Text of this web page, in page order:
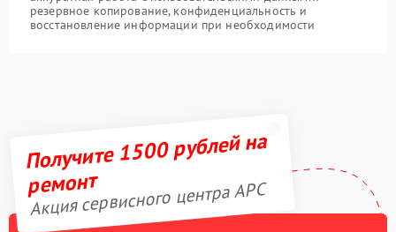
резервное копирование, конфиденциальность и
восстановление информации при необходимости
Получите 1500 рублей на
ремонт
Акция сервисного центра APC